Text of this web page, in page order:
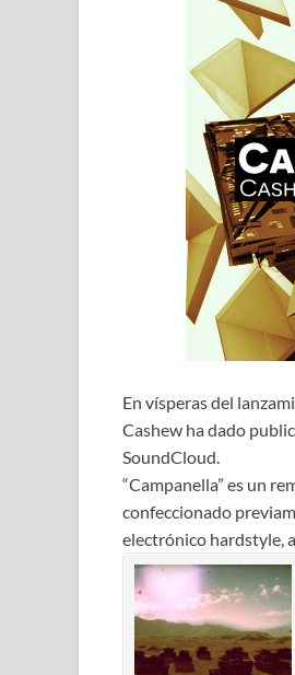
En vísperas del
Cashew ha dado
SoundCloud.
“Campanella” es un
confeccionado
electrónico hardstyle,